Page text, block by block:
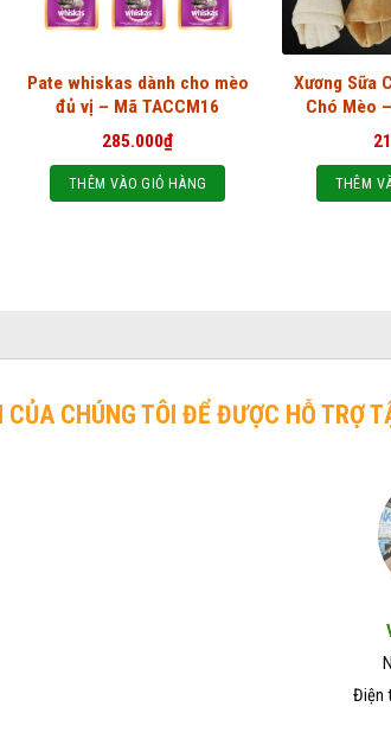
Pate whiskas dành cho mèo
đủ vị – Mã TACCM16
285.000₫
THÊM VÀO GIỎ HÀNG
Xương Sữa
Chó Mèo
THÊM
CHÚNG TÔI ĐỂ ĐƯỢC HỖ TRỢ
Điện